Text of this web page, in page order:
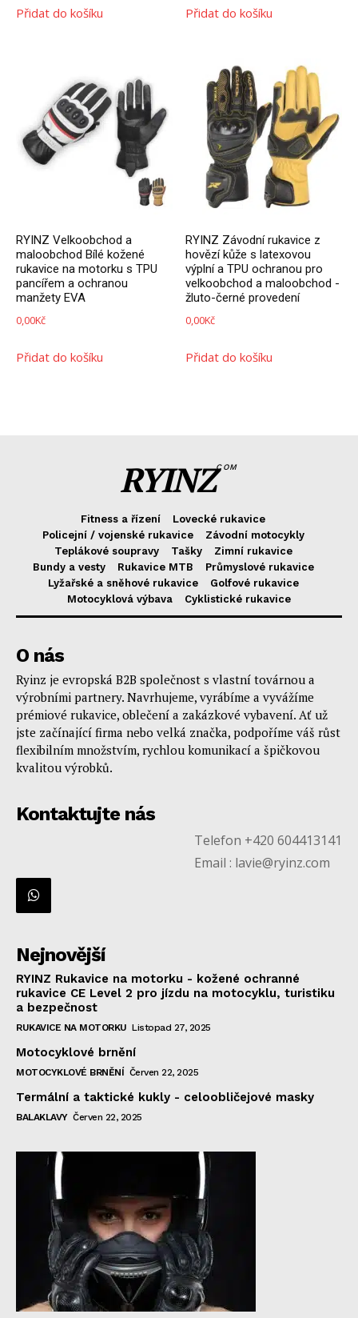
Přidat do košíku Přidat do košíku
RYINZ Velkoobchod a
maloobchod Bílé kožené
rukavice na motorku s TPU
pancířem a ochranou
manžety EVA
0,00Kč
Přidat do košíku
RYINZ Závodní rukavice z
hovězí kůže s latexovou
výplní a TPU ochranou pro
velkoobchod a maloobchod -
žluto-černé provedení
0,00Kč
Přidat do košíku
RYINZCOM
Fitness a řízení
Lovecké rukavice
Policejní / vojenské rukavice
Závodní motocykly
Teplákové soupravy
Tašky
Zimní rukavice
Bundy a vesty
Rukavice MTB
Průmyslové rukavice
Lyžařské a sněhové rukavice
Golfové rukavice
Motocyklová výbava
Cyklistické rukavice
O nás
Ryinz je evropská B2B společnost s vlastní továrnou a
výrobními partnery. Navrhujeme, vyrábíme a vyvážíme
prémiové rukavice, oblečení a zakázkové vybavení. Ať už
jste začínající firma nebo velká značka, podpoříme váš růst
flexibilním množstvím, rychlou komunikací a špičkovou
kvalitou výrobků.
Kontaktujte nás
Telefon +420 604413141
Email : lavie@ryinz.com
Nejnovější
RYINZ Rukavice na motorku - kožené ochranné
rukavice CE Level 2 pro jízdu na motocyklu, turistiku
a bezpečnost
RUKAVICE NA MOTORKU Listopad 27, 2025
Motocyklové brnění
MOTOCYKLOVÉ BRNĚNÍ Červen 22, 2025
Termální a taktické kukly - celoobličejové masky
BALAKLAVY Červen 22, 2025